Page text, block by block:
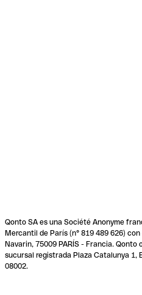
Qonto SA es una Société Anonyme
Mercantil de París (n° 819 489 626)
Navarin, 75009 PARÍS - Francia. Qonto
sucursal registrada Plaza Catalunya 1,
08002.